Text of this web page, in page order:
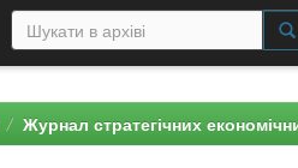
Журнал стратегічних